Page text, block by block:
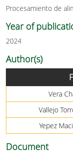
Procesamiento de
Year of
2024
Author(s)
Vera
Vallejo
Yepez
Document